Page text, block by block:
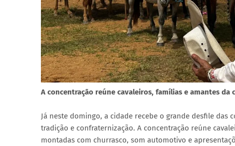
A concentração reúne cavaleiros, famílias e amantes da
Já neste domingo, a cidade recebe o grande desfile
tradição e confraternização. A concentração reúne
montadas com churrasco, som automotivo e